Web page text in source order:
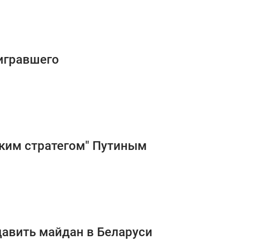
стратегом" Путиным
майдан в Беларуси